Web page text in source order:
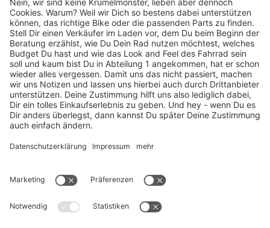
TOP-Marken
ZAHLUNGSARTEN / RATENKAUF
FÜR ARBEITGEBER & ARBEITNEHMER